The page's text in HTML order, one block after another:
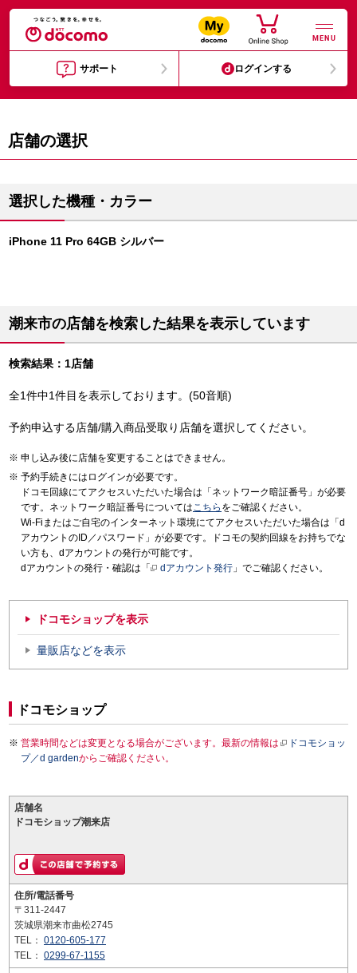
MENU
サポート ログインする
店舗の選択
選択した機種・カラー
iPhone 11 Pro 64GB シルバー
潮来市の店舗を検索した結果を表示しています
検索結果：1店舗
全1件中1件目を表示しております。(50音順)
予約申込する店舗/購入商品受取り店舗を選択してください。
申し込み後に店舗を変更することはできません。
予約手続きにはログインが必要です。
ドコモ回線にてアクセスいただいた場合は「ネットワーク暗証番号」が必要
です。ネットワーク暗証番号についてはこちら をご確認ください。
Wi-Fiまたはご自宅のインターネット環境にてアクセスいただいた場合は「d
アカウントのID／パスワード」が必要です。ドコモの契約回線をお持ちでな
い方も、dアカウントの発行が可能です。
dアカウントの発行・確認は「
dアカウント発行 」でご確認ください。
ドコモショップを表示
量販店などを表示
ドコモショップ
営業時間などは変更となる場合がございます。最新の情報は
ドコモショッ
プ／d gardenからご確認ください。
店舗名
ドコモショップ潮来店
住所/電話番号
〒311-2447
茨城県潮来市曲松2745
TEL： 0120-605-177
TEL： 0299-67-1155